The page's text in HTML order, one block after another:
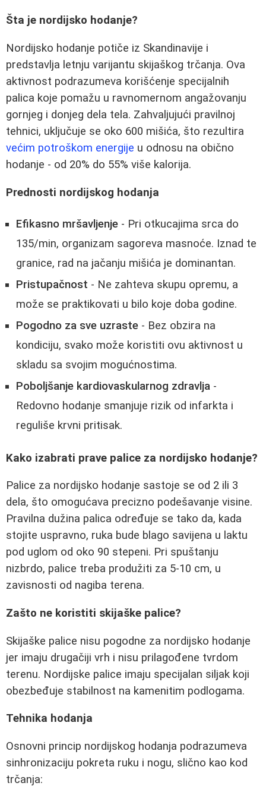
Šta je nordijsko hodanje?
Nordijsko hodanje potiče iz Skandinavije i
predstavlja letnju varijantu skijaškog trčanja. Ova
aktivnost podrazumeva korišćenje specijalnih
palica koje pomažu u ravnomernom angažovanju
gornjeg i donjeg dela tela. Zahvaljujući pravilnoj
tehnici, uključuje se oko 600 mišića, što rezultira
većim potroškom energije u odnosu na obično
hodanje - od 20% do 55% više kalorija.
Prednosti nordijskog hodanja
Efikasno mršavljenje - Pri otkucajima srca do
135/min, organizam sagoreva masnoće. Iznad te
granice, rad na jačanju mišića je dominantan.
Pristupačnost - Ne zahteva skupu opremu, a
može se praktikovati u bilo koje doba godine.
Pogodno za sve uzraste - Bez obzira na
kondiciju, svako može koristiti ovu aktivnost u
skladu sa svojim mogućnostima.
Poboljšanje kardiovaskularnog zdravlja -
Redovno hodanje smanjuje rizik od infarkta i
reguliše krvni pritisak.
Kako izabrati prave palice za nordijsko hodanje?
Palice za nordijsko hodanje sastoje se od 2 ili 3
dela, što omogućava precizno podešavanje visine.
Pravilna dužina palica određuje se tako da, kada
stojite uspravno, ruka bude blago savijena u laktu
pod uglom od oko 90 stepeni. Pri spuštanju
nizbrdo, palice treba produžiti za 5-10 cm, u
zavisnosti od nagiba terena.
Zašto ne koristiti skijaške palice?
Skijaške palice nisu pogodne za nordijsko hodanje
jer imaju drugačiji vrh i nisu prilagođene tvrdom
terenu. Nordijske palice imaju specijalan siljak koji
obezbeđuje stabilnost na kamenitim podlogama.
Tehnika hodanja
Osnovni princip nordijskog hodanja podrazumeva
sinhronizaciju pokreta ruku i nogu, slično kao kod
trčanja: